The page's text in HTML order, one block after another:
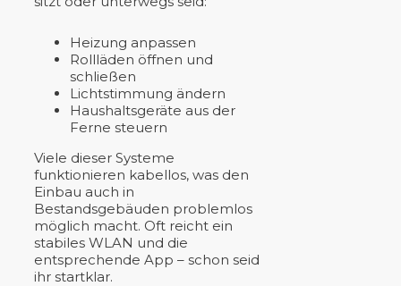
Heizung anpassen
Rollläden öffnen und
schließen
Lichtstimmung ändern
Haushaltsgeräte aus der
Ferne steuern
Viele dieser Systeme
funktionieren kabellos, was den
Einbau auch in
Bestandsgebäuden problemlos
möglich macht. Oft reicht ein
stabiles WLAN und die
entsprechende App – schon seid
ihr startklar.